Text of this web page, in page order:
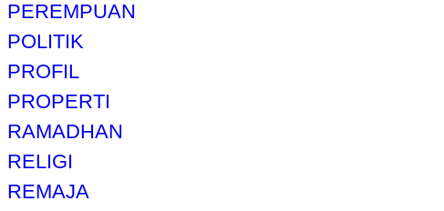
PEREMPUAN
POLITIK
PROFIL
PROPERTI
RAMADHAN
RELIGI
REMAJA